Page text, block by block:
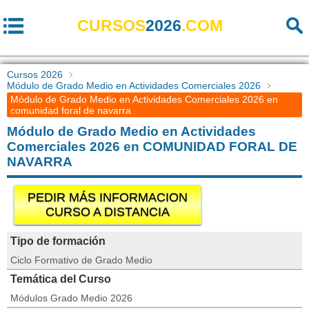
CURSOS2026.COM
Cursos 2026
Módulo de Grado Medio en Actividades Comerciales 2026
Módulo de Grado Medio en Actividades Comerciales 2026 en
comunidad foral de navarra
Módulo de Grado Medio en Actividades
Comerciales 2026 en COMUNIDAD FORAL DE
NAVARRA
PEDIR MÁS INFORMACION
CURSO A DISTANCIA
Tipo de formación
Ciclo Formativo de Grado Medio
Temática del Curso
Módulos Grado Medio 2026